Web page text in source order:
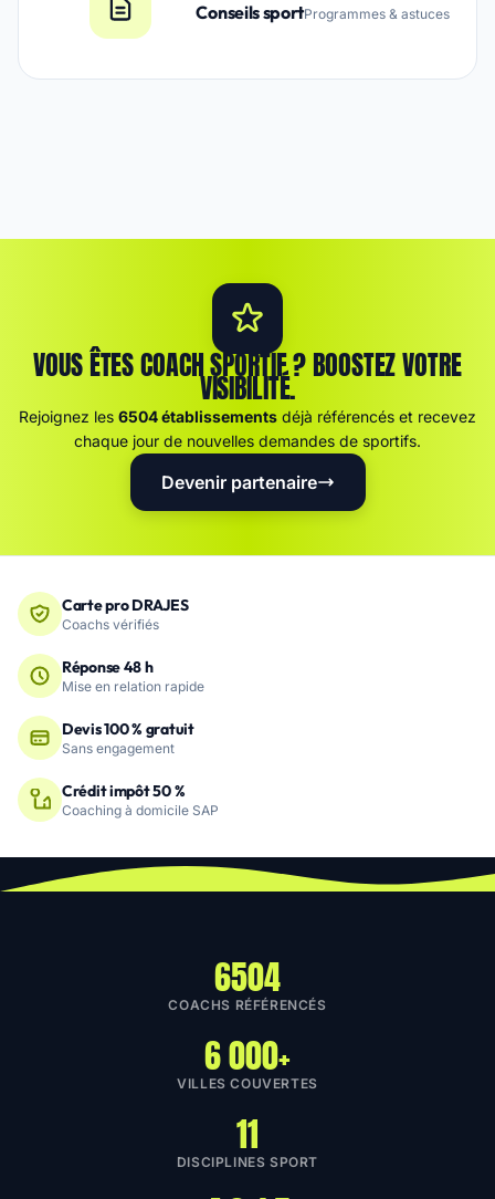
Conseils sportProgrammes & astuces
VOUS ÊTES COACH SPORTIF ? BOOSTEZ VOTRE
VISIBILITÉ.
Rejoignez les 6504 établissements déjà référencés et recevez
chaque jour de nouvelles demandes de sportifs.
Devenir partenaire
Carte pro DRAJES
Coachs vérifiés
Réponse 48 h
Mise en relation rapide
Devis 100 % gratuit
Sans engagement
Crédit impôt 50 %
Coaching à domicile SAP
6504
COACHS RÉFÉRENCÉS
6 000+
VILLES COUVERTES
11
DISCIPLINES SPORT